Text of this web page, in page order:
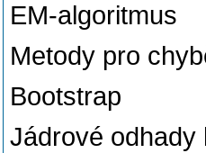
EM-algoritmus
Metody pro
Bootstrap
Jádrové odhady